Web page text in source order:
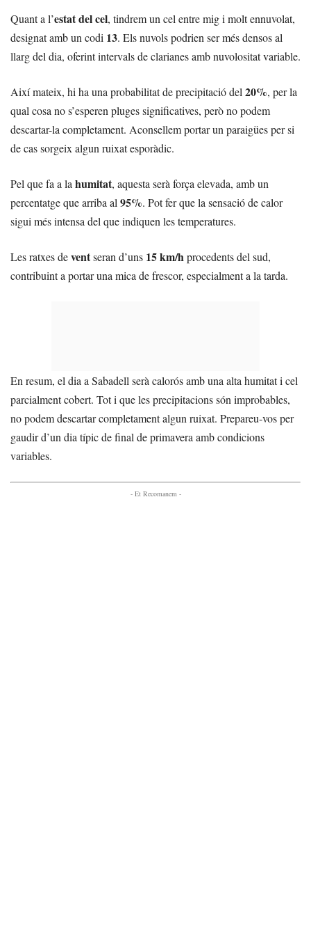
Quant a l’estat del cel, tindrem un cel entre mig i molt ennuvolat,
designat amb un codi 13. Els nuvols podrien ser més densos al
llarg del dia, oferint intervals de clarianes amb nuvolositat variable.
Així mateix, hi ha una probabilitat de precipitació del20%, per la
qual cosa no s’esperen pluges significatives, però no podem
descartar-la completament. Aconsellem portar un paraigües per si
de cas sorgeix algun ruixat esporàdic.
Pel que fa a lahumitat, aquesta serà força elevada, amb un
percentatge que arriba al95%. Pot fer que la sensació de calor
sigui més intensa del que indiquen les temperatures.
Les ratxes deventseran d’uns 15 km/hprocedents del sud,
contribuint a portar una mica de frescor, especialment a la tarda.
En resum, el dia a Sabadell serà calorós amb una alta humitat i cel
parcialment cobert. Tot i que les precipitacions són improbables,
no podem descartar completament algun ruixat. Prepareu-vos per
gaudir d’un dia típic de final de primavera amb condicions
variables.
- Et Recomanem -